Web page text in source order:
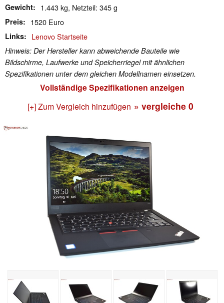
Gewicht 1.443 kg, Netzteil: 345 g
Preis 1520 Euro
Links Lenovo Startseite
Hinweis: Der Hersteller kann abweichende Bauteile wie
Bildschirme, Laufwerke und Speicherriegel mit ähnlichen
Spezifikationen unter dem gleichen Modellnamen einsetzen.
Vollständige Spezifikationen anzeigen
[+] Zum Vergleich hinzufügen » vergleiche 0